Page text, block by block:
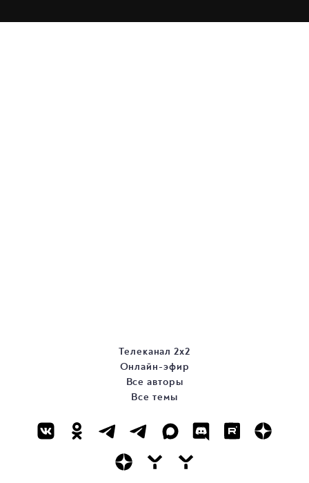
Телеканал 2х2
Онлайн-эфир
Все авторы
Все темы